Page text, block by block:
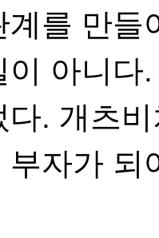
계를 만들
이 아니다
다. 개츠
부자가 되